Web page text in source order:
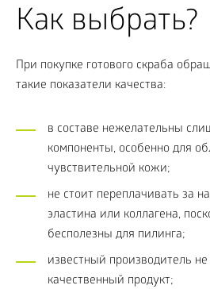
Как выбрать?
При покупке готового скраба
такие показатели качества:
в составе нежелательны
компоненты, особенно для
чувствительной кожи;
не стоит переплачивать за
эластина или коллагена,
бесполезны для пилинга;
известный производитель не
качественный продукт;